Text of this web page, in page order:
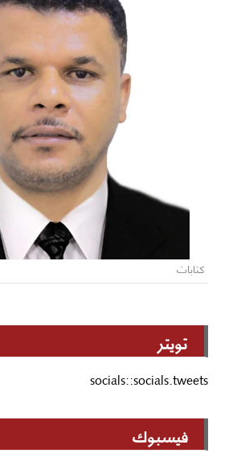
كتابات
تويتر
socials::socials.tweets
فيسبوك